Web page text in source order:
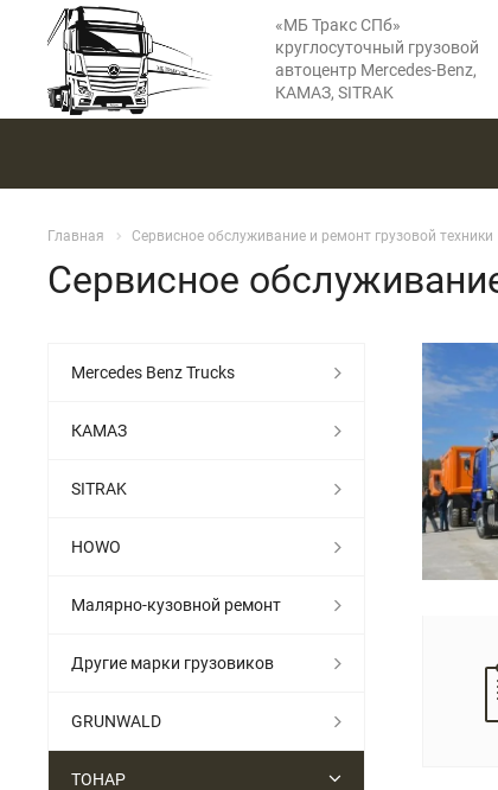
«МБ Тракс СПб»
круглосуточный грузовой
автоцентр Mercedes-Benz,
КАМАЗ, SITRAK
Главная Сервисное обслуживание и ремонт грузовой техники
Сервисное
Mercedes Benz Trucks
КАМАЗ
SITRAK
HOWO
Малярно-кузовной ремонт
Другие марки грузовиков
GRUNWALD
ТОНАР